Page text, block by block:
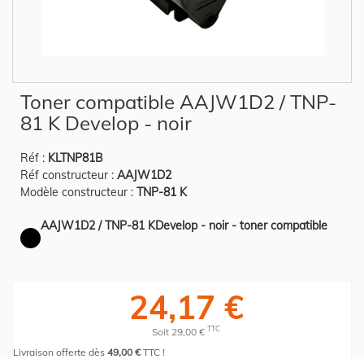
the
beginning
images
gallery
Toner compatible AAJW1D2 / TNP-
81 K Develop - noir
Réf : KLTNP81B
Réf constructeur : AAJW1D2
Modèle constructeur : TNP-81 K
AAJW1D2 / TNP-81 KDevelop - noir - toner compatible
24,17 €
Soit 29,00 € TTC
Livraison offerte dès 49,00 €TTC !